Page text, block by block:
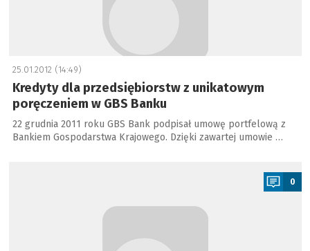
25.01.2012 (14:49)
Kredyty dla przedsiębiorstw z unikatowym
poręczeniem w GBS Banku
22 grudnia 2011 roku GBS Bank podpisał umowę portfelową z
Bankiem Gospodarstwa Krajowego. Dzięki zawartej umowie …
0